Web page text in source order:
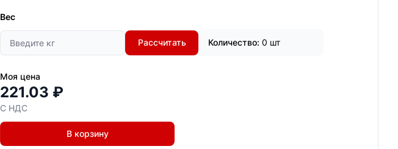
Вес
Рассчитать Количество: 0 шт
Моя цена
221.03 ₽
С НДС
В корзину